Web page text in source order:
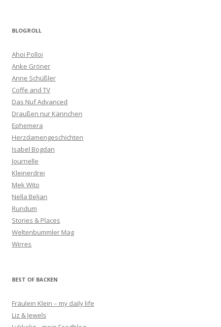
BLOGROLL
Ahoi Polloi
Anke Gröner
Anne Schüßler
Coffe and TV
Das Nuf Advanced
Draußen nur Kännchen
Ephemera
Herzdamengeschichten
Isabel Bogdan
Journelle
Kleinerdrei
Mek Wito
Nella Beljan
Rundum
Stories & Places
Weltenbummler Mag
Wirres
BEST OF BACKEN
Fräulein Klein – my daily life
Liz & Jewels